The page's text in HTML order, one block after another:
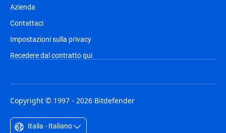
Azienda
Contattaci
Impostazioni sulla privacy
Recedere dal contratto qui
Copyright © 1997 - 2026 Bitdefender
Italia - Italiano